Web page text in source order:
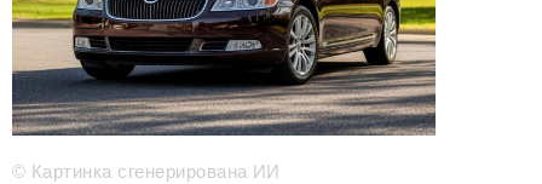
Информационный отдел
info@business-magazine.online
Отдел рекламы
reklama@business-magazine.online
Отдел распространения/редакционная подписка
podpiska@business-magazine.online
© Картинка сгенерирована ИИ